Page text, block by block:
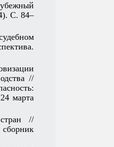
С. 84–
//
марта
//